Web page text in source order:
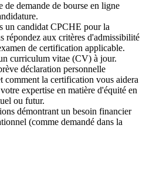
de demande de bourse en ligne
un candidat CPCHE pour la
répondez aux critères d'admissibilité
de certification applicable.
curriculum vitae (CV) à jour.
déclaration personnelle
comment la certification vous aidera
expertise en matière d'équité en
ou futur.
démontrant un besoin financier
(comme demandé dans la